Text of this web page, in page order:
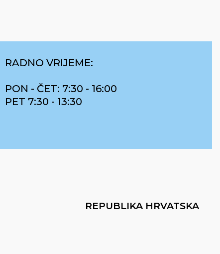
RADNO VRIJEME:
PON - ČET: 7:30 - 16:00
PET 7:30 - 13:30
REPUBLIKA HRVATSKA